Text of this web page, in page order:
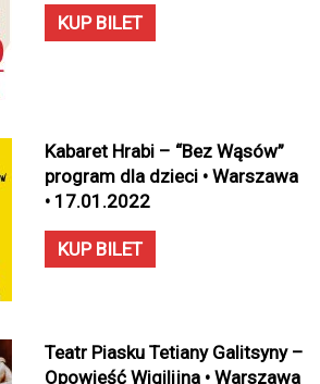
KUP BILET
Kabaret Hrabi – “Bez Wąsów”
program dla dzieci • Warszawa
• 17.01.2022
KUP BILET
Teatr Piasku Tetiany Galitsyny –
Opowieść Wigilijna • Warszawa